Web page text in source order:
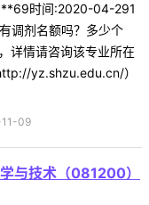
时间:2020-04-291
调剂名额吗？多少个
详情请咨询该专业所在
yz.shzu.edu.cn/）
11-09
与技术（081200）